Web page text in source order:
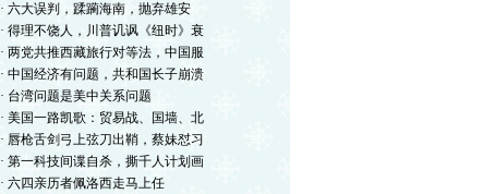
· 六大误判，蹂躏海南，抛弃雄安
· 得理不饶人，川普讥讽《纽时》衰
· 两党共推西藏旅行对等法，中国服
· 中国经济有问题，共和国长子崩溃
· 台湾问题是美中关系问题
· 美国一路凯歌：贸易战、国墙、北
· 唇枪舌剑弓上弦刀出鞘，蔡妹怼习
· 第一科技间谍自杀，撕千人计划画
· 六四亲历者佩洛西走马上任